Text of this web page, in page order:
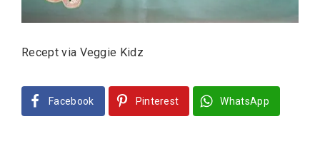
Recept via Veggie Kidz
Facebook Pinterest WhatsApp